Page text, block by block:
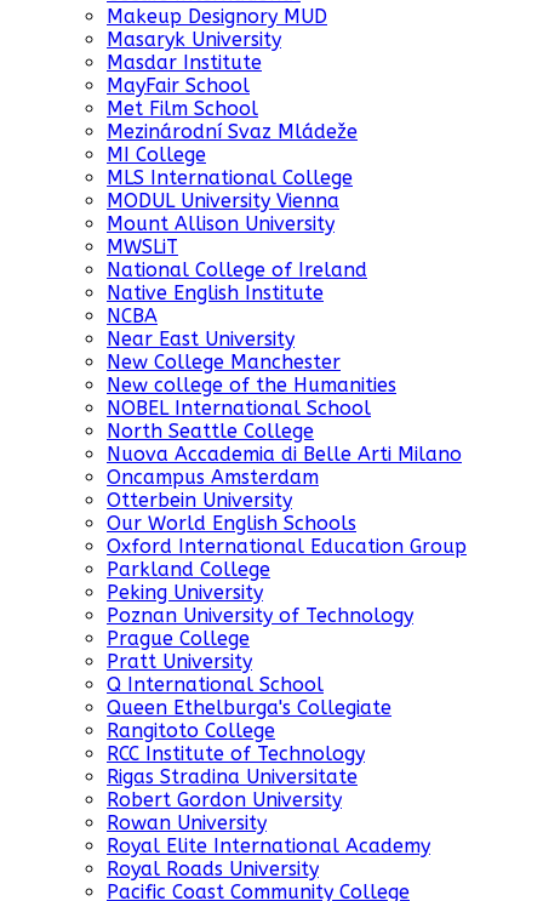
Makeup Designory MUD
Masaryk University
Masdar Institute
MayFair School
Met Film School
Mezinárodní Svaz Mládeže
MI College
MLS International College
MODUL University Vienna
Mount Allison University
MWSLiT
National College of Ireland
Native English Institute
NCBA
Near East University
New College Manchester
New college of the Humanities
NOBEL International School
North Seattle College
Nuova Accademia di Belle Arti Milano
Oncampus Amsterdam
Otterbein University
Our World English Schools
Oxford International Education Group
Parkland College
Peking University
Poznan University of Technology
Prague College
Pratt University
Q International School
Queen Ethelburga's Collegiate
Rangitoto College
RCC Institute of Technology
Rigas Stradina Universitate
Robert Gordon University
Rowan University
Royal Elite International Academy
Royal Roads University
Pacific Coast Community College